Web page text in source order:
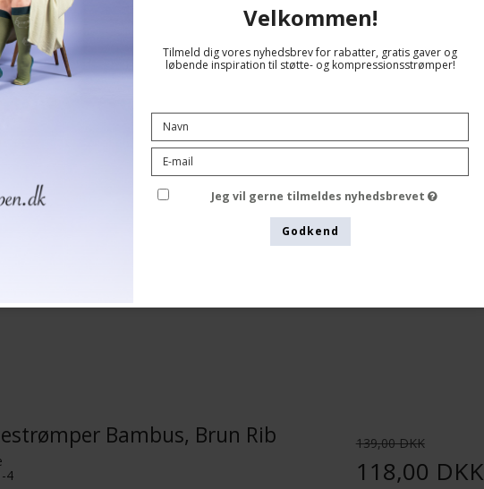
Bambus, Blomme Rib
5
139,00 DKK
118,00 DKK
Bambus, Brun Rib
4
139,00 DKK
118,00 DKK
Velkommen!
Tilmeld dig vores nyhedsbrev for rabatter, gratis gaver og
løbende inspiration til støtte- og kompressionsstrømper!
Jeg vil gerne tilmeldes nyhedsbrevet
Godkend